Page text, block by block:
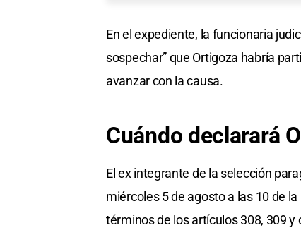
En el expediente, la funcionaria
sospechar” que Ortigoza habría
avanzar con la causa.
Cuándo declarará
El ex integrante de la selección
miércoles 5 de agosto a las 10 de
términos de los artículos 308, 309